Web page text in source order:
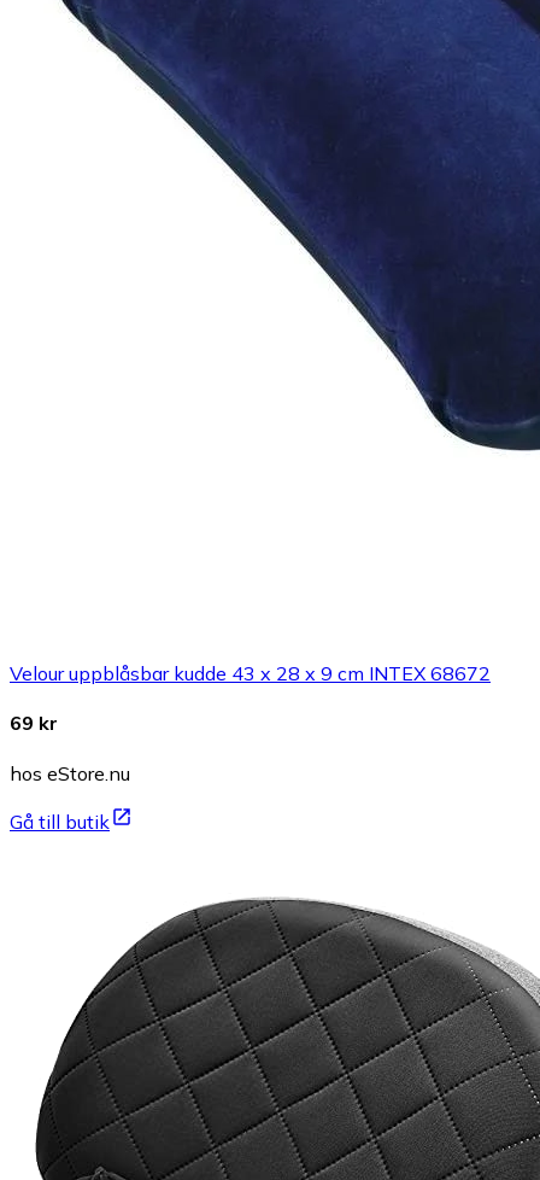
Velour uppblåsbar kudde 43 x 28 x 9 cm INTEX 68672
69 kr
hos eStore.nu
Gå till butik